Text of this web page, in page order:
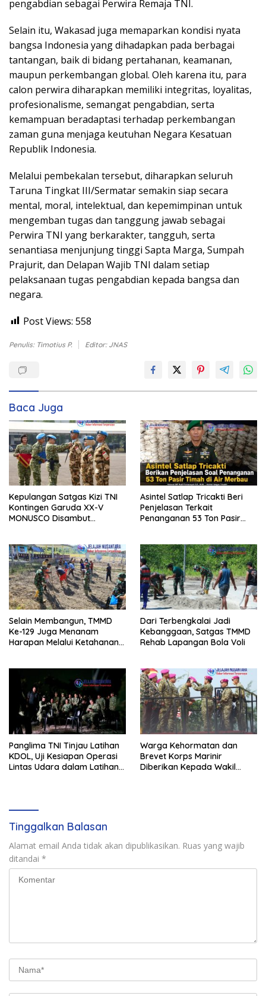
pengabdian sebagai Perwira Remaja TNI.
Selain itu, Wakasad juga memaparkan kondisi nyata
bangsa Indonesia yang dihadapkan pada berbagai
tantangan, baik di bidang pertahanan, keamanan,
maupun perkembangan global. Oleh karena itu, para
calon perwira diharapkan memiliki integritas, loyalitas,
profesionalisme, semangat pengabdian, serta
kemampuan beradaptasi terhadap perkembangan
zaman guna menjaga keutuhan Negara Kesatuan
Republik Indonesia.
Melalui pembekalan tersebut, diharapkan seluruh
Taruna Tingkat III/Sermatar semakin siap secara
mental, moral, intelektual, dan kepemimpinan untuk
mengemban tugas dan tanggung jawab sebagai
Perwira TNI yang berkarakter, tangguh, serta
senantiasa menjunjung tinggi Sapta Marga, Sumpah
Prajurit, dan Delapan Wajib TNI dalam setiap
pelaksanaan tugas pengabdian kepada bangsa dan
negara.
Post Views: 558
Penulis: Timotius P. Editor: JNAS
Baca Juga
Kepulangan Satgas Kizi TNI
Kontingen Garuda XX-V
MONUSCO Disambut
Asintel Satlap Tricakti Beri
Penjelasan Terkait
Penanganan 53 Ton Pasir
Selain Membangun, TMMD
Ke-129 Juga Menanam
Harapan Melalui Ketahanan
Dari Terbengkalai Jadi
Kebanggaan, Satgas TMMD
Rehab Lapangan Bola Voli
Panglima TNI Tinjau Latihan
KDOL, Uji Kesiapan Operasi
Lintas Udara dalam Latihan
Warga Kehormatan dan
Brevet Korps Marinir
Diberikan Kepada Wakil
Tinggalkan Balasan
Alamat email Anda tidak akan dipublikasikan. Ruas yang wajib
ditandai *